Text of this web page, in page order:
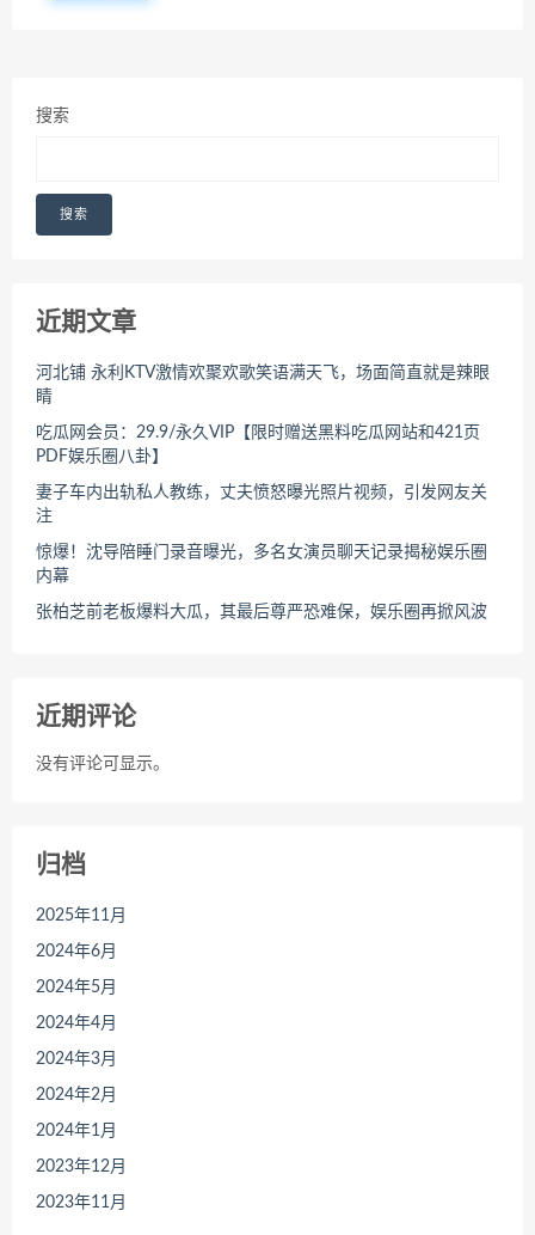
搜索
搜索
近期文章
河北铺 永利KTV激情欢聚欢歌笑语满天飞，场面简直就是辣眼
睛
吃瓜网会员：29.9/永久VIP【限时赠送黑料吃瓜网站和421页
PDF娱乐圈八卦】
妻子车内出轨私人教练，丈夫愤怒曝光照片视频，引发网友关
注
惊爆！沈导陪睡门录音曝光，多名女演员聊天记录揭秘娱乐圈
内幕
张柏芝前老板爆料大瓜，其最后尊严恐难保，娱乐圈再掀风波
近期评论
没有评论可显示。
归档
2025年11月
2024年6月
2024年5月
2024年4月
2024年3月
2024年2月
2024年1月
2023年12月
2023年11月